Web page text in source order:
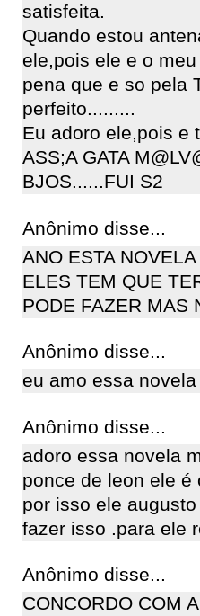
satisfeita.
Quando estou
ele,pois ele e o
pena que e so pela
perfeito.........
Eu adoro ele,pois e
ASS;A GATA
BJOS......FUI S2
Anônimo disse...
ANO ESTA
ELES TEM QUE
PODE FAZER MAS
Anônimo disse...
eu amo essa
Anônimo disse...
adoro essa novela
ponce de leon ele é
por isso ele
fazer isso .para ele
Anônimo disse...
CONCORDO COM